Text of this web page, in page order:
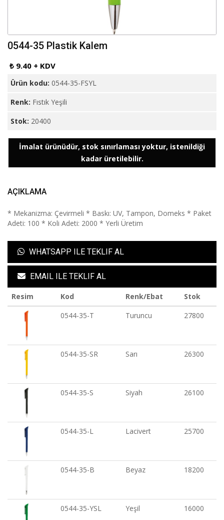
0544-35 Plastik Kalem
₺ 9.40 + KDV
Ürün kodu: 0544-35-FSYL
Renk: Fıstık Yeşili
Stok: 20400
İmalat ürünüdür, stok sınırlaması yoktur, istenildiği
kadar üretilebilir.
AÇIKLAMA
* Mekanizma: Çevirmeli * Baskı: UV, Tampon, Domeks * Paket
Adeti: 100 * Koli Adeti: 2000 * Yerli Üretim
WHATSAPP ILE TEKLIF AL
EMAIL ILE TEKLIF AL
Resim Kod Renk/Ebat
Stok
0544-35-T
Turuncu 27800
0544-35-SR Sarı 26300
0544-35-S Siyah 26100
0544-35-L Lacivert 25700
0544-35-B Beyaz 18200
0544-35-YSL Yeşil 16000